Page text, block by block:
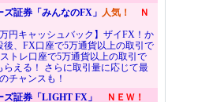
ズ証券「みんなのFX」 人気！
Ｎ
万円キャッシュバック】ザイFX！か
後、FX口座で5万通貨以上の取引で
トレ口座で5万通貨以上の取引で
らえる！ さらに取引量に応じて最
チャンスも！
ズ証券「LIGHT FX」
ＮＥＷ！